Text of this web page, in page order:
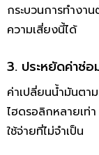
กระบวนการทำงา
ความเสี่ยงนี้ได้
3. ประหยัดค่าซ่อ
ค่าเปลี่ยนน้ำมันตา
ไฮดรอลิกหลายเท่
ใช้จ่ายที่ไม่จำเป็น